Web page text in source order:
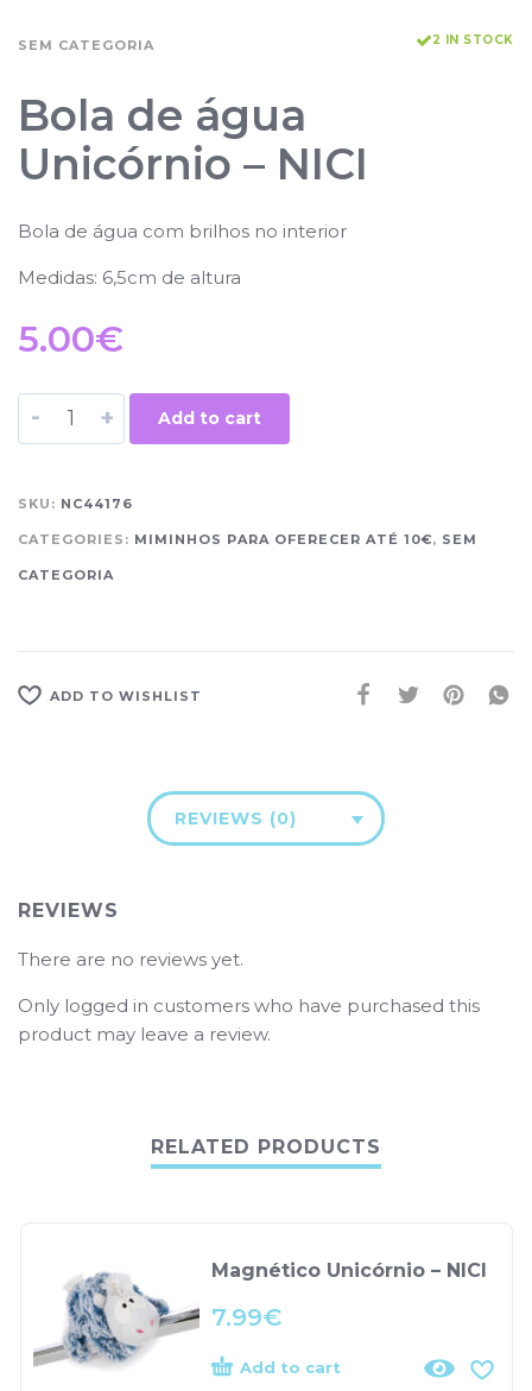
SEM CATEGORIA 2 IN STOCK
Bola de água
Unicórnio – NICI
Bola de água com brilhos no interior
Medidas: 6,5cm de altura
5.00€
- + Add to cart
SKU: NC44176
CATEGORIES: MIMINHOS PARA OFERECER ATÉ 10€, SEM
CATEGORIA
ADD TO WISHLIST
REVIEWS (0)
REVIEWS
There are no reviews yet.
Only logged in customers who have purchased this
product may leave a review.
RELATED PRODUCTS
Magnético Unicórnio – NICI
7.99€
Add to cart